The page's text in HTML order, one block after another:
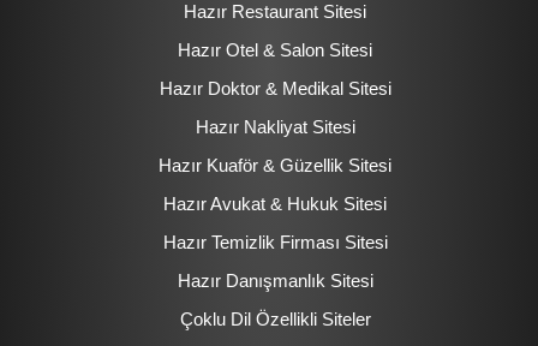
Hazır Restaurant Sitesi
Hazır Otel & Salon Sitesi
Hazır Doktor & Medikal Sitesi
Hazır Nakliyat Sitesi
Hazır Kuaför & Güzellik Sitesi
Hazır Avukat & Hukuk Sitesi
Hazır Temizlik Firması Sitesi
Hazır Danışmanlık Sitesi
Çoklu Dil Özellikli Siteler